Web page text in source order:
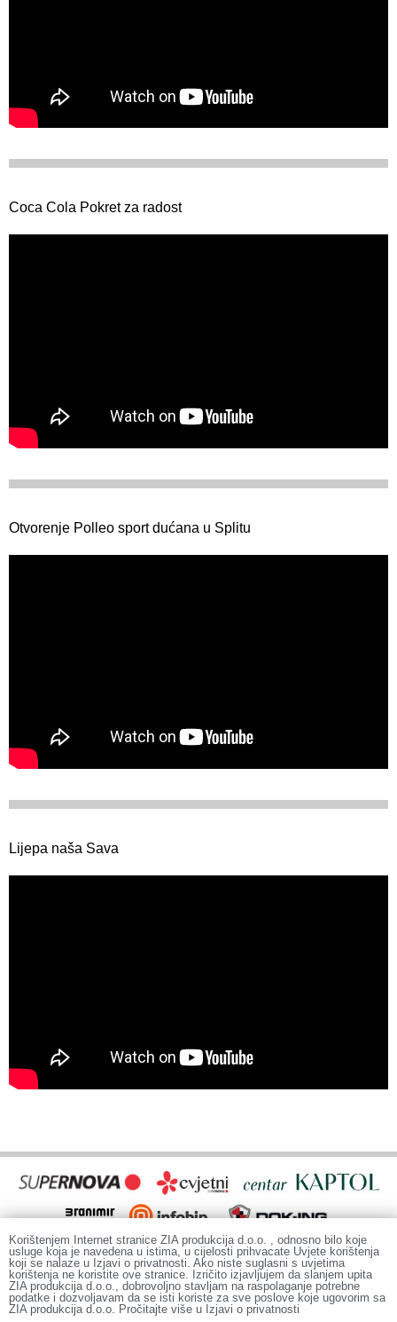
Coca Cola Pokret za radost
Otvorenje Polleo sport dućana u Splitu
Lijepa naša Sava
Korištenjem Internet stranice ZIA produkcija d.o.o. , odnosno bilo koje
usluge koja je navedena u istima, u cijelosti prihvacate Uvjete korištenja
koji se nalaze u Izjavi o privatnosti. Ako niste suglasni s uvjetima
korištenja ne koristite ove stranice. Izričito izjavljujem da slanjem upita
ZIA produkcija d.o.o., dobrovoljno stavljam na raspolaganje potrebne
podatke i dozvoljavam da se isti koriste za sve poslove koje ugovorim sa
ZIA produkcija d.o.o. Pročitajte više u Izjavi o privatnosti